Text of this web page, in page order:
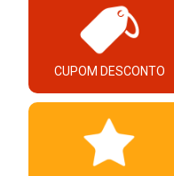
CUPOM DESCONTO